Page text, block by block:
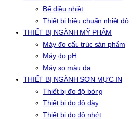
Bể điều nhiệt
Thiết bị hiệu chuẩn nhiệt độ
THIẾT BỊ NGÀNH MỸ PHẨM
Máy đo cấu trúc sản phẩm
Máy đo pH
Máy so màu da
THIẾT BỊ NGÀNH SƠN MỰC IN
Thiết bị đo độ bóng
Thiết bị đo độ dày
Thiết bị đo độ nhớt